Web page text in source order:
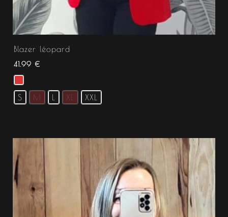
Blazer léopard
41.99 €
S M L XL XXL